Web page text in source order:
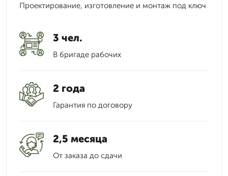
Проектирование, изготовление и монтаж под ключ
3 чел.
В бригаде рабочих
2 года
Гарантия по договору
2,5 месяца
От заказа до сдачи